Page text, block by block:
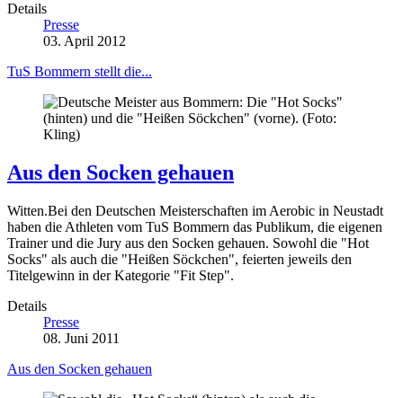
Details
Presse
03. April 2012
TuS Bommern stellt die...
Aus den Socken gehauen
Witten.Bei den Deutschen Meisterschaften im Aerobic in Neustadt
haben die Athleten vom TuS Bommern das Publikum, die eigenen
Trainer und die Jury aus den Socken gehauen. Sowohl die "Hot
Socks" als auch die "Heißen Söckchen", feierten jeweils den
Titelgewinn in der Kategorie "Fit Step".
Details
Presse
08. Juni 2011
Aus den Socken gehauen